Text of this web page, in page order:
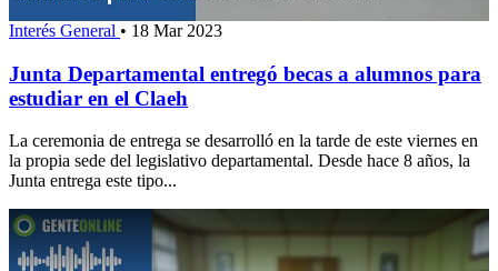
Interés General • 18 Mar 2023
Junta Departamental entregó becas a alumnos para
estudiar en el Claeh
La ceremonia de entrega se desarrolló en la tarde de este viernes en
la propia sede del legislativo departamental. Desde hace 8 años, la
Junta entrega este tipo...